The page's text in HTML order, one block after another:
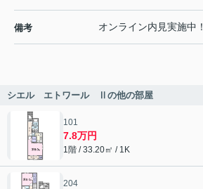
備考 オンライン内見実施中！
シエル エトワール Ⅱの他の部屋
101
7.8万円
1階 / 33.20㎡ / 1K
204